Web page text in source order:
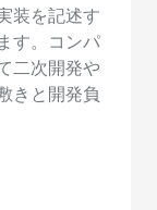
装を記述す
す。コンパ
二次開発や
きと開発負